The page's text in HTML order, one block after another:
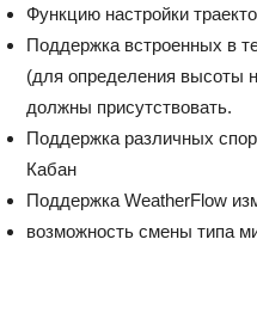
Функцию настройки
Поддержка встроенных в
(для определения высоты
должны присутствовать.
Поддержка различных
Кабан
Поддержка WeatherFlow
возможность смены типа